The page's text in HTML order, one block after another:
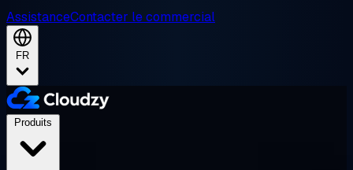
AssistanceContacter le commercial
FR